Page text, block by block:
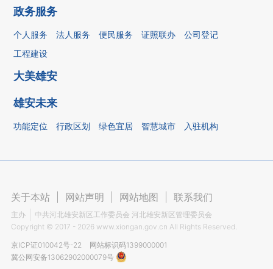
政务服务
个人服务 法人服务 便民服务 证照联办
公司登记
工程建设
大美雄安
雄安未来
功能定位 行政区划 绿色宜居 智慧城市 入驻机构
关于本站 网站声明 网站地图 联系我们
主办
中共河北雄安新区工作委员会 河北雄安新区管理委员会
Copyright © 2017 - 2026 www.xiongan.gov.cn All Rights Reserved.
京ICP证010042号-22
网站标识码1399000001
冀公网安备13062902000079号